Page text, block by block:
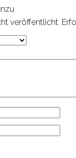
veröffentlicht.